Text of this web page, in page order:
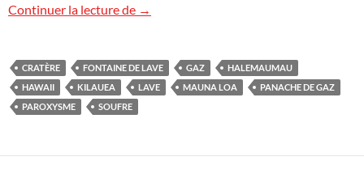
Continuer la lecture de Images d’Hawaii (8)
→
CRATÈRE FONTAINE DE LAVE GAZ
HALEMAUMAU
HAWAII
KILAUEA LAVE MAUNA LOA
PANACHE DE GAZ
PAROXYSME
SOUFRE